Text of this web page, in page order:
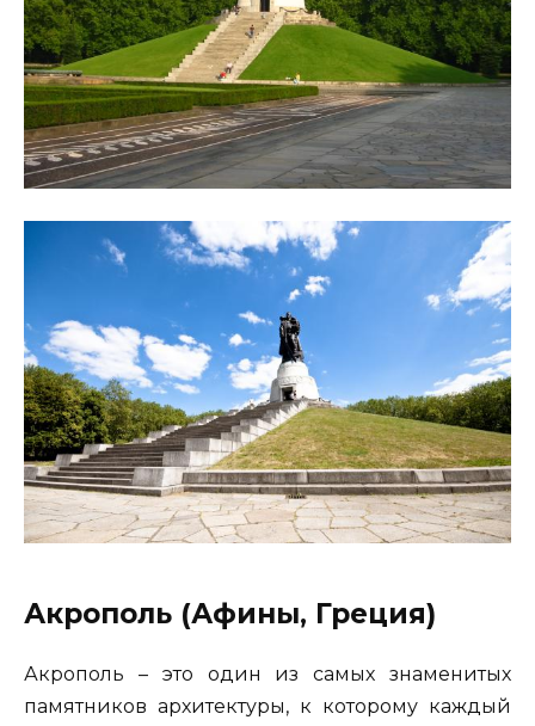
Акрополь (Афины, Греция)
Акрополь – это один из самых знаменитых
памятников архитектуры, к которому каждый